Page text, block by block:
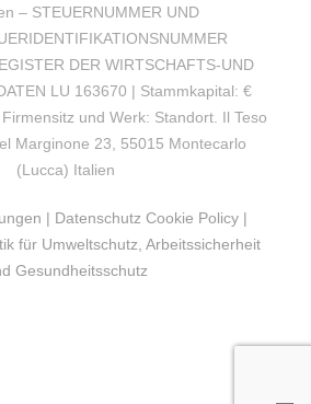
– STEUERNUMMER UND
DER WIRTSCHAFTS-UND
LU 163670 | Stammkapital: €
und Werk: Standort. Il Teso
Marginone 23, 55015 Montecarlo
(Lucca) Italien
| Datenschutz Cookie Policy|
für Umweltschutz, Arbeitssicherheit
Gesundheitsschutz